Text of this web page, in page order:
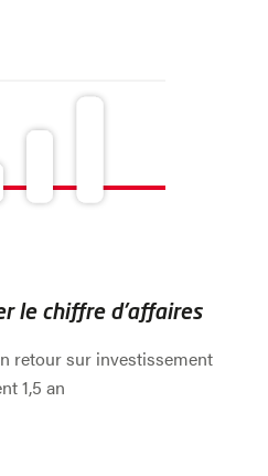
le chiffre d'affaires
retour sur investissement
1,5 an